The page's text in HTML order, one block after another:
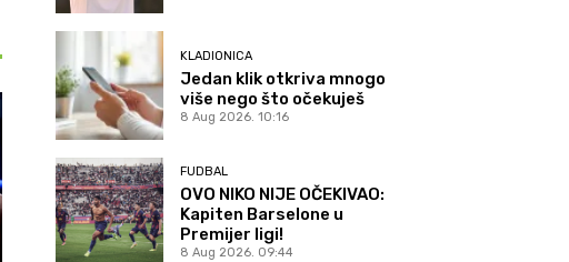
KLADIONICA
Jedan klik otkriva mnogo
više nego što očekuješ
8 Aug 2026. 10:16
FUDBAL
OVO NIKO NIJE OČEKIVAO:
Kapiten Barselone u
Premijer ligi!
8 Aug 2026. 09:44